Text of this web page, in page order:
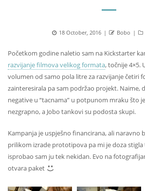
Posted
18 October, 2016 Author
Bobo
Početkom godine naletio sam na Kickstarter
razvijanje filmova velikog formata, točnije 4×5.
volumen od samo pola litre za razvijanje četiri
zainteresirala pa sam podržao projekt. Naime,
negative u “tacnama” u potpunom mraku što
nezgrapno, a Jobo tankovi su podosta skupi.
Kampanja je uspješno financirana, ali naravno
prilikom izrade prototipova pa mi je doza
isprobao sam ju tek nekidan. Evo na
otvara paket